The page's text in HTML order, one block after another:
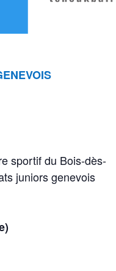
sportif du Bois-dès-
juniors genevois